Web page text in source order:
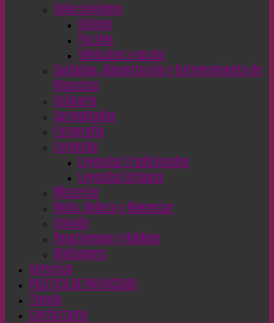
Coleccionismo
Relojes
Puzzles
Vehículos a escala
Cuidados, Alimentación y Entrenamiento de
Mascotas
Culinaria
Curiosidades
Fotografía
Leyendas
Leyendas Tradicionales
Leyendas Urbanas
Misterios
Moda, Belleza y Bienestar
Opinión
Pasatiempos y Hobbies
Wallpapers
Servicios
POLÍTICA DE PRIVACIDAD
Tienda
Contáctame